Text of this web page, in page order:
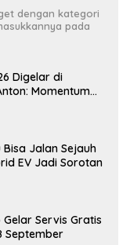
dengan kategori
pada
Digelar di
Momentum
Bisa Jalan Sejauh
EV Jadi Sorotan
Servis Gratis
September